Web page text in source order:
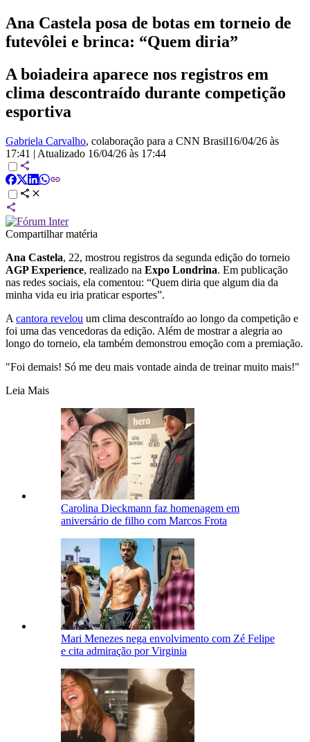
Ana Castela posa de botas em torneio de
futevôlei e brinca: “Quem diria”
A boiadeira aparece nos registros em
clima descontraído durante competição
esportiva
Gabriela Carvalho, colaboração para a CNN Brasil16/04/26 às
17:41 | Atualizado 16/04/26 às 17:44
Compartilhar matéria
Ana Castela, 22, mostrou registros da segunda edição do torneio
AGP Experience, realizado na Expo Londrina. Em publicação
nas redes sociais, ela comentou: “Quem diria que algum dia da
minha vida eu iria praticar esportes”.
A cantora revelou um clima descontraído ao longo da competição e
foi uma das vencedoras da edição. Além de mostrar a alegria ao
longo do torneio, ela também demonstrou emoção com a premiação.
"Foi demais! Só me deu mais vontade ainda de treinar muito mais!"
Leia Mais
Carolina Dieckmann faz homenagem em
aniversário de filho com Marcos Frota
Mari Menezes nega envolvimento com Zé Felipe
e cita admiração por Virginia